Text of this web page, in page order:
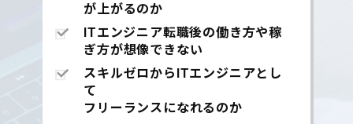
が上がるのか
ITエンジニア転職後の働き方や稼
ぎ方が想像できない
スキルゼロからITエンジニアとし
て
フリーランスになれるのか